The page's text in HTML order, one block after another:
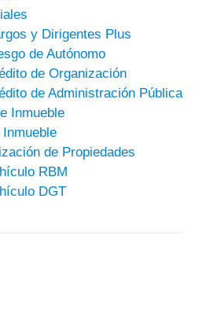
y Dirigentes Plus
de Autónomo
de Organización
de Administración Pública
Inmueble
de Propiedades
RBM
DGT